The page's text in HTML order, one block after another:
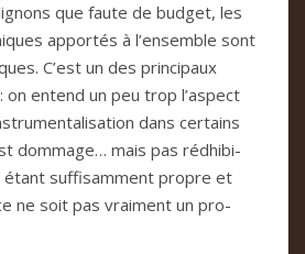
que faute de bud­get, les
appor­tés à l’ensem­ble sont
C’est un des prin­ci­paux
on entend un peu trop l’aspect
dans cer­tains
dom­mage… mais pas rédhi­bi­
étant suf­fi­sam­ment pro­pre et
ne soit pas vrai­ment un pro­